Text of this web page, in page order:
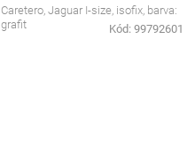
Caretero, Jaguar I-size, isofix, barva:
grafit
Kód: 99792601